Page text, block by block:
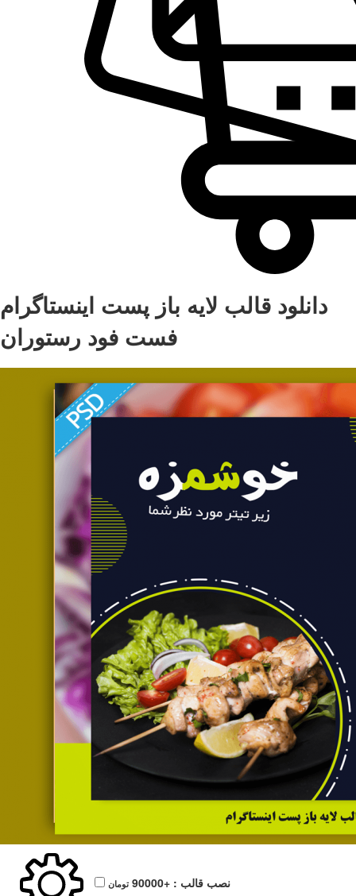
دانلود قالب لایه باز پست اینستاگرام
فست فود رستوران
نصب قالب : +90000 تومان